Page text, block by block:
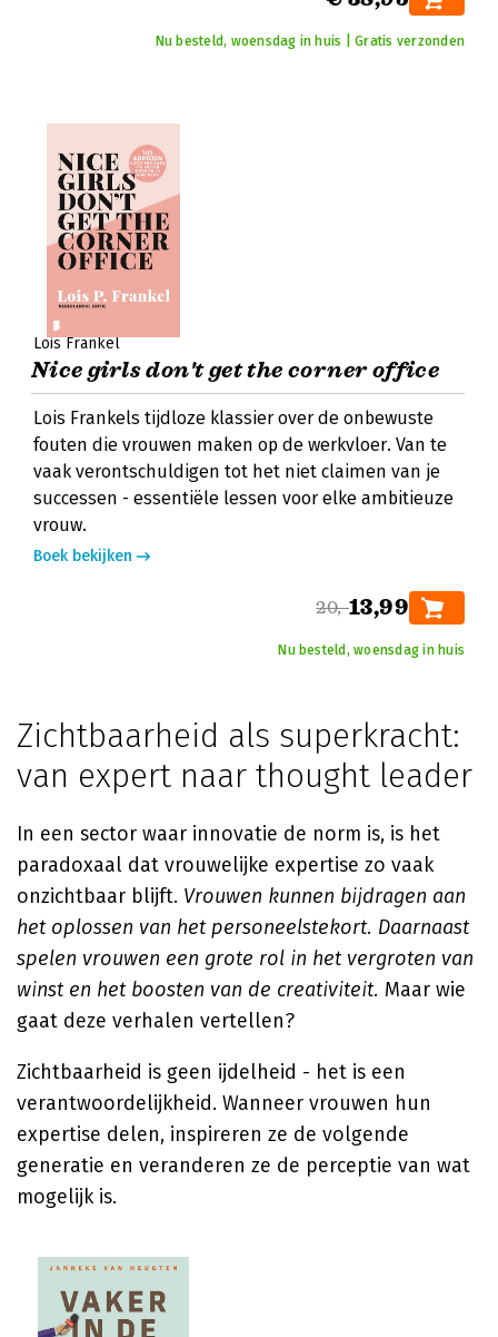
Nu besteld, woensdag in huis | Gratis verzonden
Lois Frankel
Nice girls don't get the corner office
Lois Frankels tijdloze klassier over de onbewuste
fouten die vrouwen maken op de werkvloer. Van te
vaak verontschuldigen tot het niet claimen van je
successen - essentiële lessen voor elke ambitieuze
vrouw.
Boek bekijken
20,-13,99
Nu besteld, woensdag in huis
Zichtbaarheid als superkracht:
van expert naar thought leader
In een sector waar innovatie de norm is, is het
paradoxaal dat vrouwelijke expertise zo vaak
onzichtbaar blijft. Vrouwen kunnen bijdragen aan
het oplossen van het personeelstekort. Daarnaast
spelen vrouwen een grote rol in het vergroten van
winst en het boosten van de creativiteit. Maar wie
gaat deze verhalen vertellen?
Zichtbaarheid is geen ijdelheid - het is een
verantwoordelijkheid. Wanneer vrouwen hun
expertise delen, inspireren ze de volgende
generatie en veranderen ze de perceptie van wat
mogelijk is.